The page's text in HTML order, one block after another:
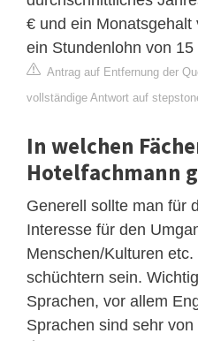
€ und ein
ein Stundenlohn von
Antrag auf Entfernung der
vollständige Antwort auf
In welchen
Hotelfachmann
Generell sollte man für
Interesse für den
Menschen/Kulturen
schüchtern sein.
Sprachen, vor allem
Sprachen sind sehr von